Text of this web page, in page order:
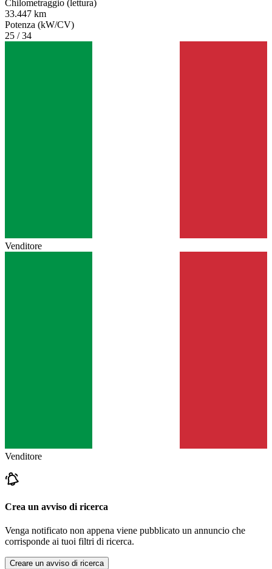
Chilometraggio (lettura)
33.447 km
Potenza (kW/CV)
25 / 34
Venditore
Venditore
Crea un avviso di ricerca
Venga notificato non appena viene pubblicato un annuncio che
corrisponde ai tuoi filtri di ricerca.
Creare un avviso di ricerca